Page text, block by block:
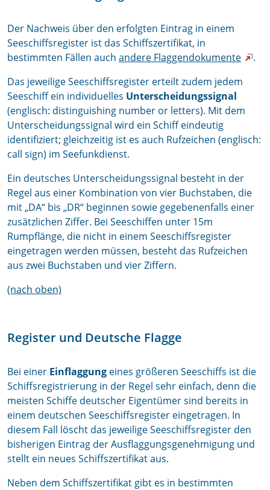
Der Nachweis über den erfolgten Eintrag in einem
Seeschiffsregister ist das Schiffszertifikat, in
bestimmten Fällen auch andere Flaggendokumente
.
Das jeweilige Seeschiffsregister erteilt zudem jedem
Seeschiff ein individuelles Unterscheidungssignal
(englisch: distinguishing number or letters). Mit dem
Unterscheidungssignal wird ein Schiff eindeutig
identifiziert; gleichzeitig ist es auch Rufzeichen (englisch:
call sign) im Seefunkdienst.
Ein deutsches Unterscheidungssignal besteht in der
Regel aus einer Kombination von vier Buchstaben, die
mit „DA“ bis „DR“ beginnen sowie gegebenenfalls einer
zusätzlichen Ziffer. Bei Seeschiffen unter 15m
Rumpflänge, die nicht in einem Seeschiffsregister
eingetragen werden müssen, besteht das Rufzeichen
aus zwei Buchstaben und vier Ziffern.
(nach oben)
Register und Deutsche Flagge
Bei einer Einflaggung eines größeren Seeschiffs ist die
Schiffsregistrierung in der Regel sehr einfach, denn die
meisten Schiffe deutscher Eigentümer sind bereits in
einem deutschen Seeschiffsregister eingetragen. In
diesem Fall löscht das jeweilige Seeschiffsregister den
bisherigen Eintrag der Ausflaggungsgenehmigung und
stellt ein neues Schiffszertifikat aus.
Neben dem Schiffszertifikat gibt es in bestimmten